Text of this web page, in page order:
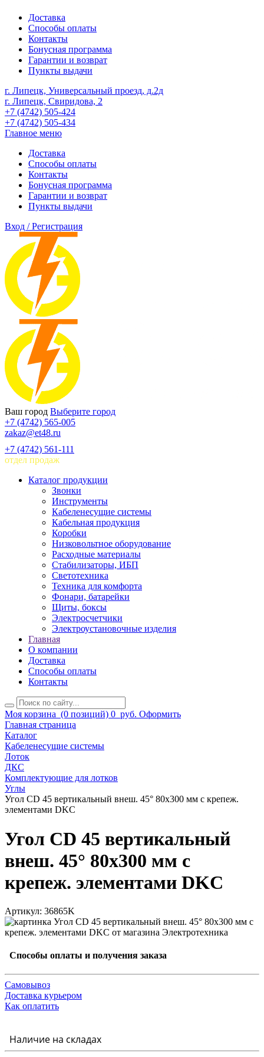
Доставка
Способы оплаты
Контакты
Бонусная программа
Гарантии и возврат
Пункты выдачи
г. Липецк, Универсальный проезд, д.2д
г. Липецк, Свиридова, 2
+7 (4742) 505-424
+7 (4742) 505-434
Главное меню
Доставка
Способы оплаты
Контакты
Бонусная программа
Гарантии и возврат
Пункты выдачи
Вход / Регистрация
Ваш город Выберите город
+7 (4742) 565-005
zakaz@et48.ru
+7 (4742) 561-111
отдел продаж
Каталог продукции
Звонки
Инструменты
Кабеленесущие системы
Кабельная продукция
Коробки
Низковольтное оборудование
Расходные материалы
Стабилизаторы, ИБП
Светотехника
Техника для комфорта
Фонари, батарейки
Щиты, боксы
Электросчетчики
Электроустановочные изделия
Главная
О компании
Доставка
Способы оплаты
Контакты
Моя корзина (0 позиций) 0 руб. Оформить
Главная страница
Каталог
Кабеленесущие системы
Лоток
ДКС
Комплектующие для лотков
Углы
Угол CD 45 вертикальный внеш. 45° 80х300 мм с крепеж.
элементами DKC
Угол CD 45 вертикальный
внеш. 45° 80х300 мм с
крепеж. элементами DKC
Артикул: 36865K
Способы оплаты и получения заказа
Самовывоз
Доставка курьером
Как оплатить
Наличие на складах